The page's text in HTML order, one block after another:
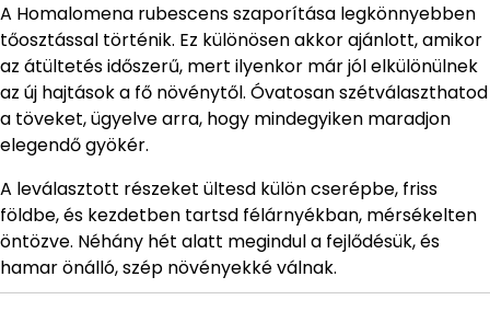
A Homalomena rubescens szaporítása legkönnyebben
tőosztással történik. Ez különösen akkor ajánlott, amikor
az átültetés időszerű, mert ilyenkor már jól elkülönülnek
az új hajtások a fő növénytől. Óvatosan szétválaszthatod
a töveket, ügyelve arra, hogy mindegyiken maradjon
elegendő gyökér.
A leválasztott részeket ültesd külön cserépbe, friss
földbe, és kezdetben tartsd félárnyékban, mérsékelten
öntözve. Néhány hét alatt megindul a fejlődésük, és
hamar önálló, szép növényekké válnak.